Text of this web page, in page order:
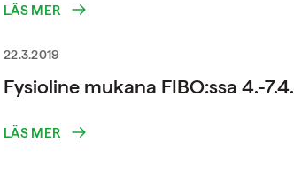
LÄS MER
22.3.2019
Fysioline mukana FIBO:ssa 4.-7.4.
LÄS MER